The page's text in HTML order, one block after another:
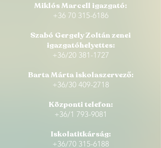
Miklós Marcell igazgató:
+36 70 315-6186
Szabó Gergely Zoltán zenei
igazgatóhelyettes:
+36/20 381-1727
Barta Márta iskolaszervező:
+36/30 409-2718
Központi telefon:
+36/1 793-9081
Iskolatitkárság:
+36/70 315-6188